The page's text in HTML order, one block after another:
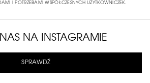
I POTRZEBAMI WSPÓŁCZESNYCH UŻYTKOWNICZEK.
NA INSTAGRAMIE
SPRAWDŹ